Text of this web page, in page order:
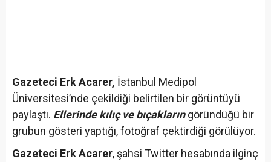
Gazeteci Erk Acarer, İstanbul Medipol
Üniversitesi’nde çekildiği belirtilen bir görüntüyü
paylaştı. Ellerinde kılıç ve bıçaklarıngöründüğü bir
grubun gösteri yaptığı, fotoğraf çektirdiği görülüyor.
Gazeteci Erk Acarer, şahsi Twitter hesabında ilginç